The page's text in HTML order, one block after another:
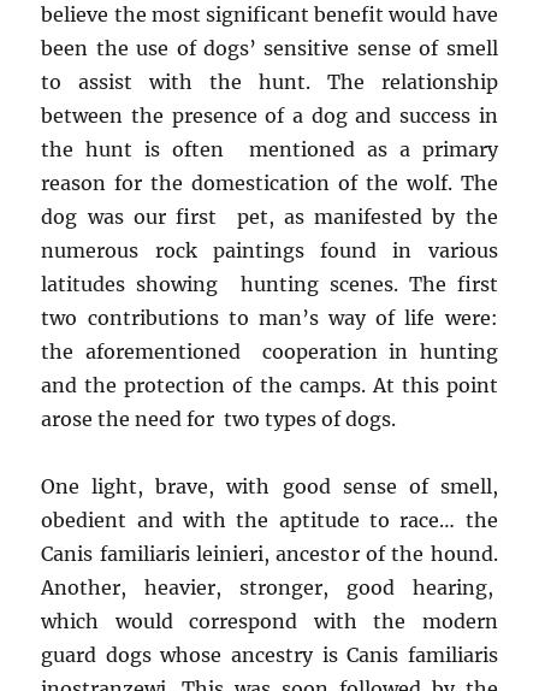
believe the most significant benefit would have
been the use of dogs’ sensitive sense of smell
to assist with the hunt. The relationship
between the presence of a dog and success in
the hunt is often mentioned as a primary
reason for the domestication of the wolf. The
dog was our first pet, as manifested by the
numerous rock paintings found in various
latitudes showing hunting scenes. The first
two contributions to man’s way of life were:
the aforementioned cooperation in hunting
and the protection of the camps. At this point
arose the need for two types of dogs.
One light, brave, with good sense of smell,
obedient and with the aptitude to race… the
Canis familiaris leinieri, ancestor of the hound.
Another, heavier, stronger, good hearing,
which would correspond with the modern
guard dogs whose ancestry is Canis familiaris